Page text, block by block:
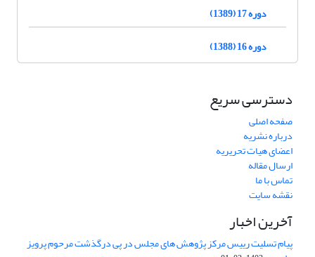
دوره 17 (1389)
دوره 16 (1388)
دسترسی سریع
صفحه اصلی
درباره نشریه
اعضای هیات تحریریه
ارسال مقاله
تماس با ما
نقشه سایت
آخرین اخبار
پیام تسلیت رییس مرکز پژوهش های مجلس در پی درگذشت مرحوم پرویز